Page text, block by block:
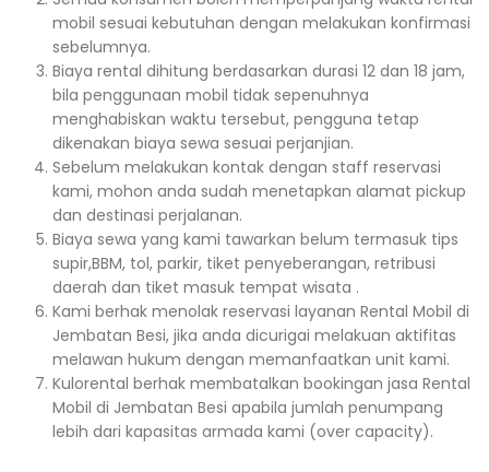
mobil sesuai kebutuhan dengan melakukan konfirmasi
sebelumnya.
Biaya rental dihitung berdasarkan durasi 12 dan 18 jam,
bila penggunaan mobil tidak sepenuhnya
menghabiskan waktu tersebut, pengguna tetap
dikenakan biaya sewa sesuai perjanjian.
Sebelum melakukan kontak dengan staff reservasi
kami, mohon anda sudah menetapkan alamat pickup
dan destinasi perjalanan.
Biaya sewa yang kami tawarkan belum termasuk tips
supir,BBM, tol, parkir, tiket penyeberangan, retribusi
daerah dan tiket masuk tempat wisata .
Kami berhak menolak reservasi layanan Rental Mobil di
Jembatan Besi, jika anda dicurigai melakuan aktifitas
melawan hukum dengan memanfaatkan unit kami.
Kulorental berhak membatalkan bookingan jasa Rental
Mobil di Jembatan Besi apabila jumlah penumpang
lebih dari kapasitas armada kami (over capacity).